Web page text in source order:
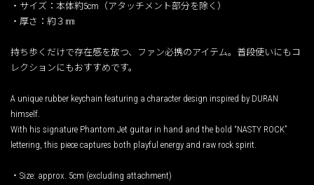
・サイズ：本体約5cm（アタッチメント部分を除く）
・厚さ：約３㎜
持ち歩くだけで存在感を放つ、ファン必携のアイテム。普段使いにもコ
レクションにもおすすめです。
A unique rubber keychain featuring a character design inspired by DURAN
himself.
With his signature Phantom Jet guitar in hand and the bold “NASTY ROCK”
lettering, this piece captures both playful energy and raw rock spirit.
・Size: approx. 5cm (excluding attachment)